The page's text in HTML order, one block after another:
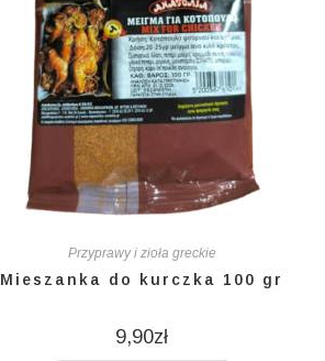
Przyprawy i zioła greckie
Mieszanka do kurczka 100 gr
9,90zł